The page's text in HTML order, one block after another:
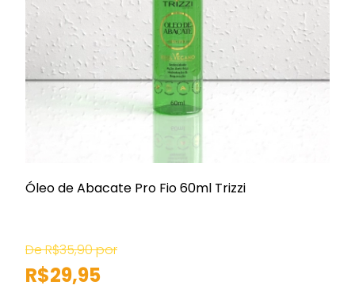
Óleo de Abacate Pro Fio 60ml Trizzi
De R$35,90 por
R$29,95